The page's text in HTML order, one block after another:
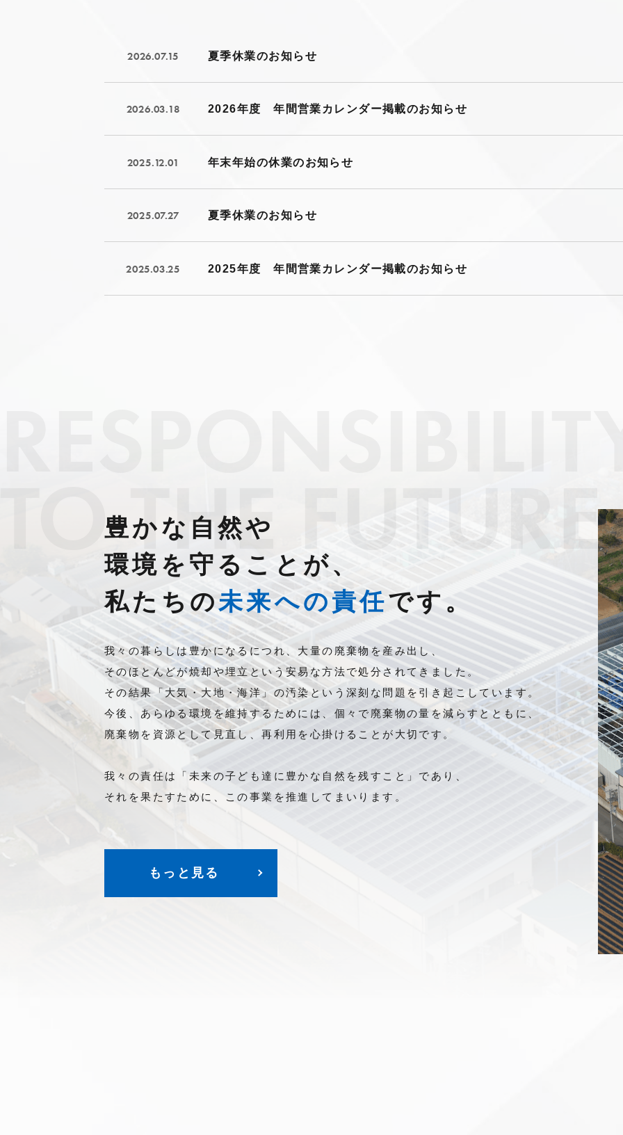
2026.07.15 夏季休業のお知らせ
2026.03.18 2026年度 年間営業カレンダー掲載のお知らせ
2025.12.01 年末年始の休業のお知らせ
2025.07.27 夏季休業のお知らせ
2025.03.25 2025年度 年間営業カレンダー掲載のお知らせ
TO THE FUTURE
豊かな自然や
環境を守ることが、
私たちの未来への責任です。
我々の暮らしは豊かになるにつれ、大量の廃棄物を産み出し、
そのほとんどが焼却や埋立という安易な方法で処分されてきました。
その結果「大気・大地・海洋」の汚染という深刻な問題を引き起こしています。
今後、あらゆる環境を維持するためには、個々で廃棄物の量を減らすとともに、
廃棄物を資源として見直し、再利用を心掛けることが大切です。
我々の責任は「未来の子ども達に豊かな自然を残すこと」であり、
それを果たすために、この事業を推進してまいります。
もっと見る